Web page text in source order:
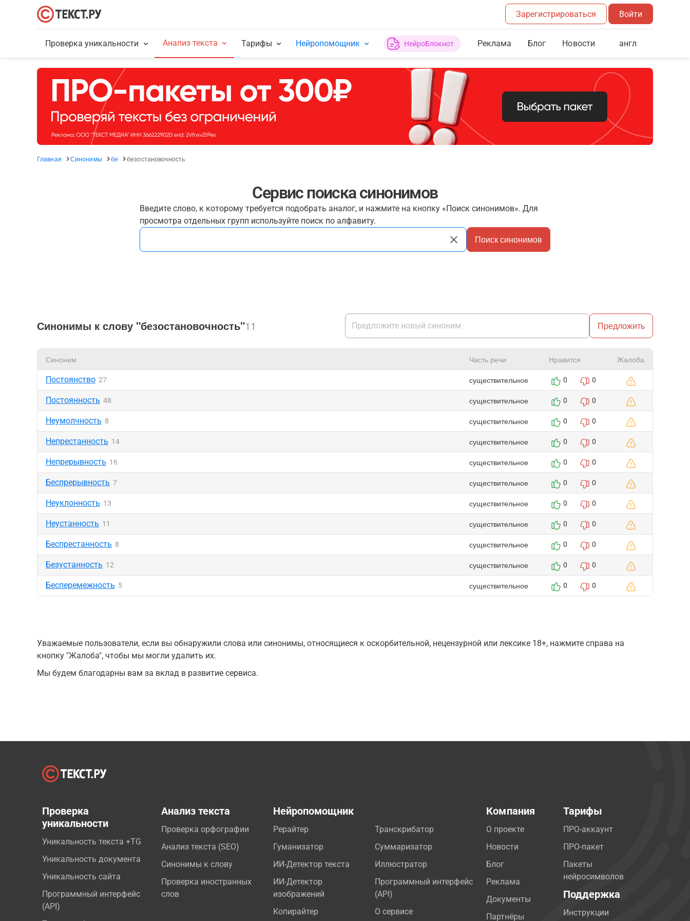
Зарегистрироваться Войти
Проверка уникальности Анализ текста Тарифы Нейропомощник НейроБлокнот Реклама Блог Новости англ
Главная Синонимы бе безостановочность
Сервис поиска синонимов
Введите слово, к которому требуется подобрать аналог, и нажмите на кнопку «Поиск синонимов». Для
просмотра отдельных групп используйте поиск по алфавиту.
Поиск синонимов
Синонимы к слову "безостановочность"11 Предложить
Синоним Часть речи Нравится Жалоба
Постоянство 27 существительное 0 0
Постоянность 48 существительное 0 0
Неумолчность 8 существительное 0 0
Непрестанность 14 существительное 0 0
Непрерывность 16 существительное 0 0
Беспрерывность 7 существительное 0 0
Неуклонность 13 существительное 0 0
Неустанность 11 существительное 0 0
Беспрестанность 8 существительное 0 0
Безустанность 12 существительное 0 0
Бесперемежность 5 существительное 0 0
Уважаемые пользователи, если вы обнаружили слова или синонимы, относящиеся к оскорбительной, нецензурной или лексике 18+, нажмите справа на
кнопку "Жалоба", чтобы мы могли удалить их.
Мы будем благодарны вам за вклад в развитие сервиса.
Проверка
уникальности
Уникальность текста +TG
Уникальность документа
Уникальность сайта
Программный интерфейс
(API)
Анализ текста
Проверка орфографии
Анализ текста (SEO)
Синонимы к слову
Проверка иностранных
слов
Нейропомощник
Рерайтер
Гуманизатор
ИИ-Детектор текста
ИИ-Детектор
изображений
Копирайтер
Транскрибатор
Суммаризатор
Иллюстратор
Программный интерфейс
(API)
О сервисе
Компания
О проекте
Новости
Блог
Реклама
Документы
Партнёры
Тарифы
ПРО-аккаунт
ПРО-пакет
Пакеты
нейросимволов
Поддержка
Инструкции